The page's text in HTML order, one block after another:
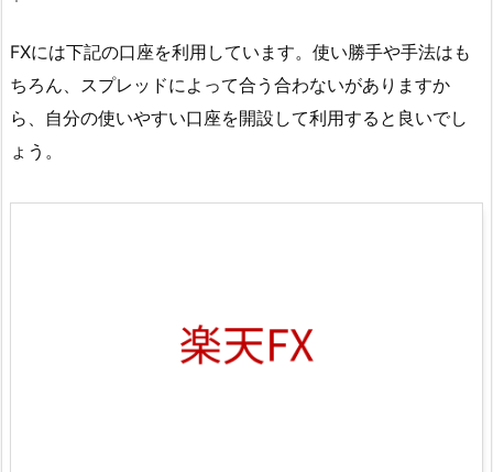
FXには下記の口座を利用しています。使い勝手や手法はも
ちろん、スプレッドによって合う合わないがありますか
ら、自分の使いやすい口座を開設して利用すると良いでし
ょう。